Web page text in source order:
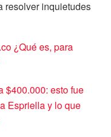
resolver inquietudes
¿Qué es, para
$400.000: esto fue
Espriella y lo que